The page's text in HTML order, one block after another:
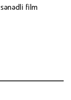
sənədli film